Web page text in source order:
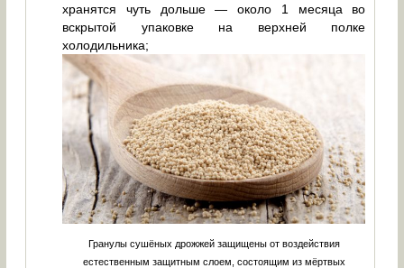
хранятся чуть дольше — около 1 месяца во
вскрытой упаковке на верхней полке
холодильника;
Гранулы сушёных дрожжей защищены от воздействия
естественным защитным слоем, состоящим из мёртвых